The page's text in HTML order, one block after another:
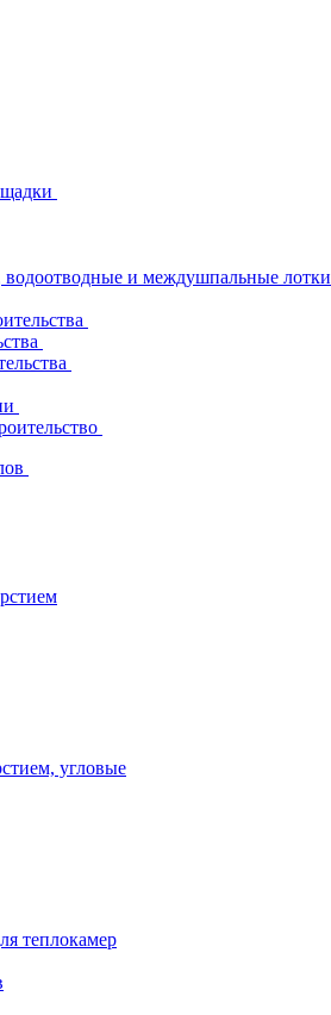
и междушпальные лотки
угловые
теплокамер